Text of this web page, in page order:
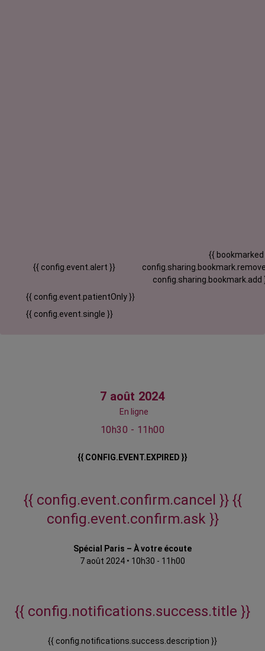
{{ config.event.alert }}
{{ bookmarked
config.sharing.bookmark.add
{{ config.event.patientOnly }}
{{ config.event.single }}
7 août 2024
En ligne
10h30 - 11h00
{{ CONFIG.EVENT.EXPIRED }}
{{ config.event.confirm.cancel }} {{
config.event.confirm.ask }}
Spécial Paris – À votre écoute
7 août 2024 • 10h30 - 11h00
{{ config.notifications.success.title }}
{{ config.notifications.success.description }}